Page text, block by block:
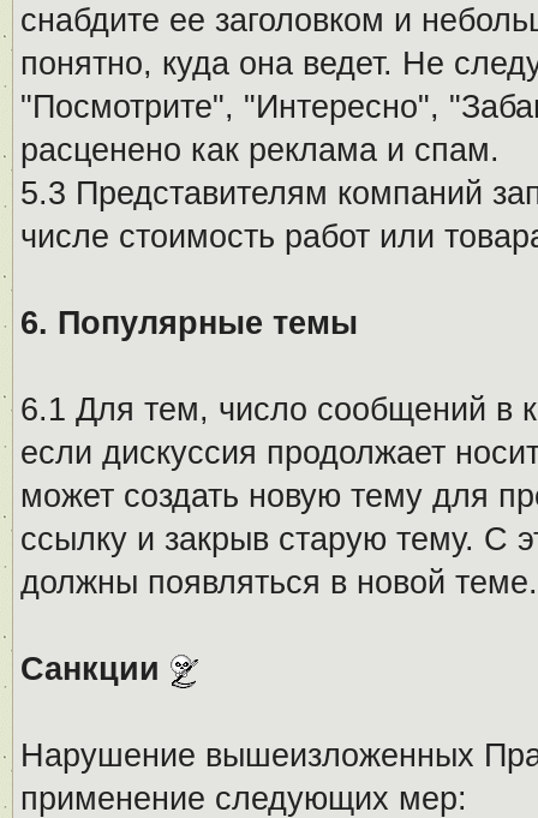
снабдите ее заголовком и
понятно, куда она ведет. Не
"Посмотрите", "Интересно",
расценено как реклама и спам.
5.3 Представителям компаний
числе стоимость работ или
6. Популярные темы
6.1 Для тем, число сообщений в
если дискуссия продолжает
может создать новую тему для
ссылку и закрыв старую тему. С
должны появляться в новой теме.
Санкции
Нарушение вышеизложенных
применение следующих мер: